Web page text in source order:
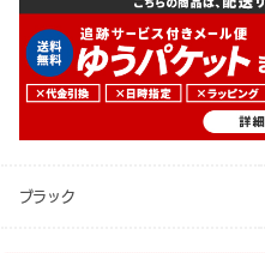
ブラック